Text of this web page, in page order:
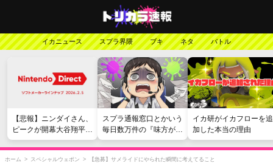
イカニュース スプラ界隈 ブキ ネタ バトル
【悲報】ニンダイさん、
ピークが開幕大谷翔平の
がっかりダイレクトだっ
たと言われてしまう
スプラ通報窓口とかいう
毎日数万件の『味方が弱
い』愚痴を読まされる苦
行
イカ研がイカフローを追
加した本当の理由
ホーム > スペシャルウェポン > 【急募】サメライドにやられた瞬間に考えてること